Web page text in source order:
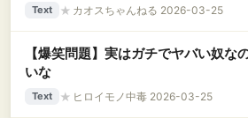
Text ★ カオスちゃんねる 2026-03-25
【爆笑問題】実はガチでヤバい奴な
いな
Text ★ ヒロイモノ中毒 2026-03-25